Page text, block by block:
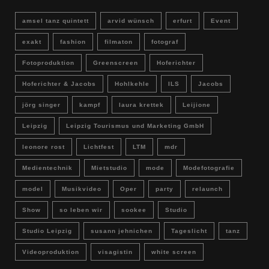
amsel tanz quintett arvid wünsch erfurt Event
exakt fashion filmaton fotograf
Fotoproduktion Greenscreen Hoferichter
Hoferichter & Jacobs Hohlkehle ILS Jacobs
jörg singer kampf laura krettek Leijione
Leipzig Leipzig Tourismus und Marketing GmbH
leonore rost Lichtfest LTM mdr
Medientechnik Mietstudio mode Modefotografie
model Musikvideo Oper party relaunch
Show so leben wir sookee Studio
Studio Leipzig susann jehnichen Tageslicht tanz
Videoproduktion visagistin white screen